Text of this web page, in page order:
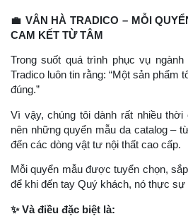
💼 VÂN HÀ TRADICO – MỖI
CAM KẾT TỪ TÂM
Trong suốt quá trình phục vụ
Tradico luôn tin rằng: “Một sản phẩm
đúng.”
Vì vậy, chúng tôi dành rất nhiều
nên những quyển mẫu da catalog –
đến các dòng vật tư nội thất cao cấp.
Mỗi quyển mẫu được tuyển chọn,
để khi đến tay Quý khách, nó thực
✨Và điều đặc biệt là: